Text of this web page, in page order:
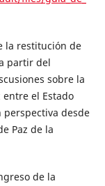
la restitución de
partir del
sobre la
el Estado
perspectiva desde
Paz de la
de la